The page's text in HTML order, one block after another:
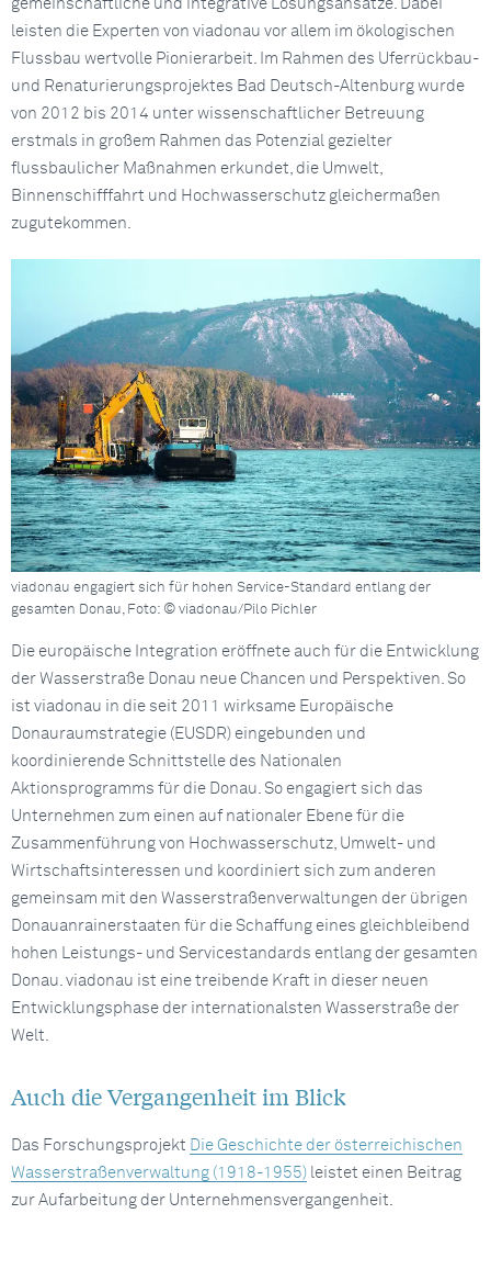
gemeinschaftliche und integrative Lösungsansätze. Dabei
leisten die Experten von viadonau vor allem im ökologischen
Flussbau wertvolle Pionierarbeit. Im Rahmen des Uferrückbau-
und Renaturierungsprojektes Bad Deutsch-Altenburg wurde
von 2012 bis 2014 unter wissenschaftlicher Betreuung
erstmals in großem Rahmen das Potenzial gezielter
flussbaulicher Maßnahmen erkundet, die Umwelt,
Binnenschifffahrt und Hochwasserschutz gleichermaßen
zugutekommen.
viadonau engagiert sich für hohen Service-Standard entlang der
gesamten Donau, Foto: © viadonau/Pilo Pichler
Die europäische Integration eröffnete auch für die Entwicklung
der Wasserstraße Donau neue Chancen und Perspektiven. So
ist viadonau in die seit 2011 wirksame Europäische
Donauraumstrategie (EUSDR) eingebunden und
koordinierende Schnittstelle des Nationalen
Aktionsprogramms für die Donau. So engagiert sich das
Unternehmen zum einen auf nationaler Ebene für die
Zusammenführung von Hochwasserschutz, Umwelt- und
Wirtschaftsinteressen und koordiniert sich zum anderen
gemeinsam mit den Wasserstraßenverwaltungen der übrigen
Donauanrainerstaaten für die Schaffung eines gleichbleibend
hohen Leistungs- und Servicestandards entlang der gesamten
Donau. viadonau ist eine treibende Kraft in dieser neuen
Entwicklungsphase der internationalsten Wasserstraße der
Welt.
Auch die Vergangenheit im Blick
Das Forschungsprojekt
Die Geschichte der österreichischen
Wasserstraßenverwaltung (1918-1955) leistet einen Beitrag
zur Aufarbeitung der Unternehmensvergangenheit.